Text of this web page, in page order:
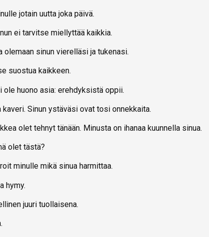
jotain uutta joka päivä.
ei tarvitse miellyttää kaikkia.
olemaan sinun vierelläsi ja tukenasi.
suostua kaikkeen.
ole huono asia: erehdyksistä oppii.
kaveri. Sinun ystäväsi ovat tosi onnekkaita.
olet tehnyt tänään. Minusta on ihanaa kuunnella sinua.
olet tästä?
minulle mikä sinua harmittaa.
hymy.
juuri tuollaisena.